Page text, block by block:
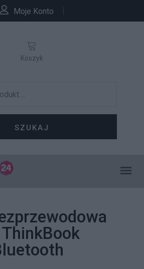
Moje Konto
SZUKAJ
Koszyk